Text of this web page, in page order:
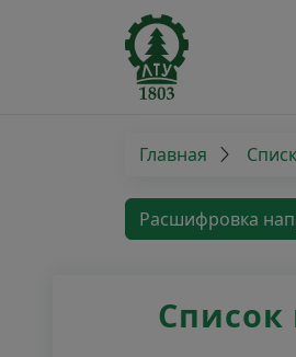
Главная
Расшифровка
Список